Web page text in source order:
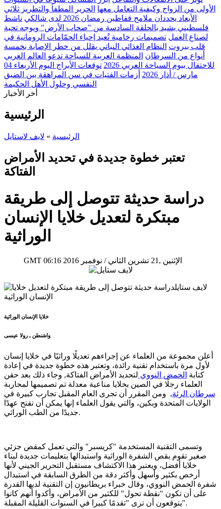
الأولى من الزواج وكيفية التعامل معها الحرير المطفأ والتطريز ثلاثي
الأبعاد يحددان ملامح قفاطين رمضان 2026 لدى شالكي
ناشط
فلسطيني يشيد بالحلقة السادسة من "صحاب الأرض" ويوجه تحية
لصناع العمل تصميمات رخامية تُعيد إحياء الحمّامات الرومانية في
قلب بيروت النظام الغذائي النباتي يقلل من خطر الإصابة بخمسة
أنواع من السرطان المنظمة العربية للسياحة تدعو العالم العربي
للاحتفال بيوم السياحة العربي 2026
توقعات الأبراج اليوم الأربعاء 04
مارس / أذار 2026
أزمات الفتيات في سن المراهقة بين الضيق
النفسي وحلول الأهل الحكيمة
أخر الأخبار
الرئيسية
الرئيسية » لايف لاستايل
تعتبر خطوة جديدة في تحديد الأمراض
الفتاكة
دراسة حديثة تتوصل إلى طريقة
مبتكرة لتعديل خلايا الإنسان
الوراثية
GMT 06:16 2016 الإثنين ,21 تشرين الثاني / نوفمبر
خلايا الإنسان الوراثية
واشنطن ـ رولا عيسى
أعلن مجموعة من العلماء عن إجراءهم تعديلًا وراثيًا في خلايا إنسان
لأول مرة باستخدام تقنية رائدة، وتعتبر هذه خطوة جديدة في إعادة
كتابة الحمض النووي لتحديد الأمراض الفتاكة, وجاء ذلك بعد حقن
العلماء رجلًا في الصين بخلايا مناعية معدلة تم تصميمها لمحاربة
سرطان الرئة, ومن المقرر أن تجرى العام المقبل تجارب كبيرة في
الولايات المتحدة وبكين، والتي يقول العلماء إنها يمكن أن تفتح عهدًا
جديدًا من الطب الوراثي.
وتسمى التقنية المستخدمة "كريسبر" والتي تعمل كمقص جزئي
صغير تقوم بقص الشفرة الوراثية واستبدالها بتعليمات جديدة لبناء
خلايا أفضل، ويعتبر هذا الاكتشاف مستقبل التحرير الجيني لأنها
أرخص بكثير وأسهل وأكثر دقة من الطرق السابقة في استبدال
شفرة الحمض النووي، وقال خبراء بريطانيون إن التقنية لديها القدرة
على أن تكون "نقطة تحول" للكثير من الأمراض، وأكدوا أنهم كانوا
يتوقعون أن ترى "تقدمًا كبيرا في السنوات القليلة المقبلة".